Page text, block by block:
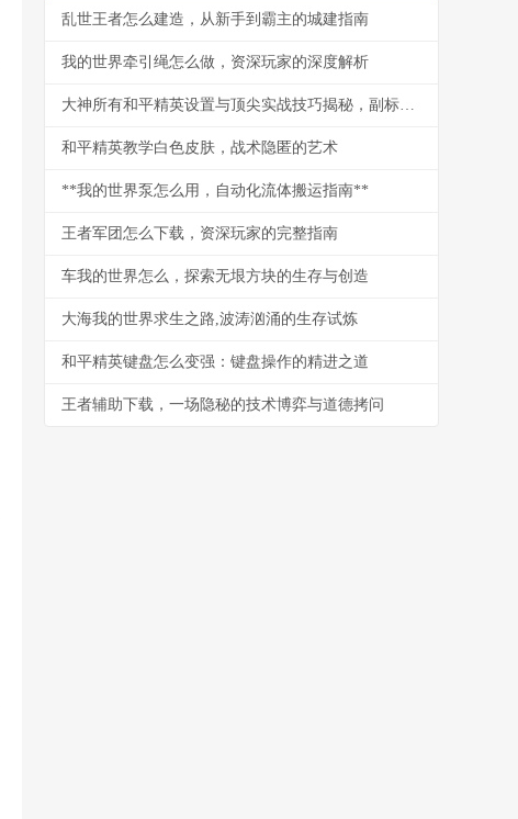
乱世王者怎么建造，从新手到霸主的城建指南
我的世界牵引绳怎么做，资深玩家的深度解析
大神所有和平精英设置与顶尖实战技巧揭秘，副标题，从键位到灵敏度的一站式决胜指南
和平精英教学白色皮肤，战术隐匿的艺术
**我的世界泵怎么用，自动化流体搬运指南**
王者军团怎么下载，资深玩家的完整指南
车我的世界怎么，探索无垠方块的生存与创造
大海我的世界求生之路,波涛汹涌的生存试炼
和平精英键盘怎么变强：键盘操作的精进之道
王者辅助下载，一场隐秘的技术博弈与道德拷问